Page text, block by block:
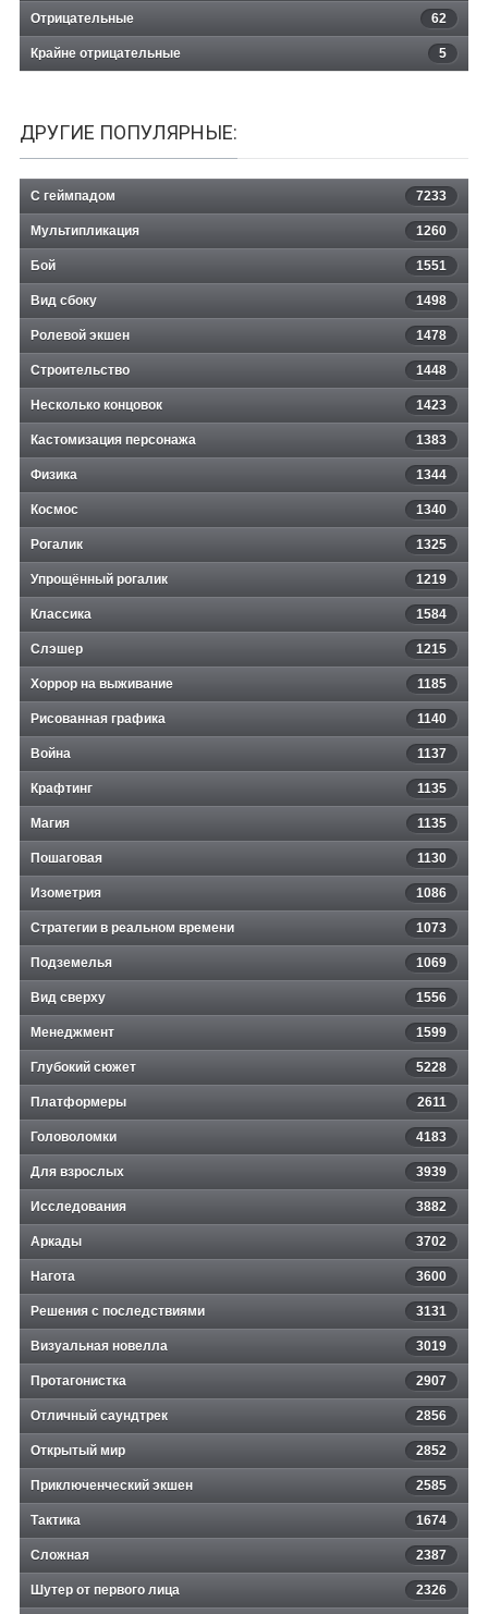
Отрицательные 62
Крайне отрицательные 5
ДРУГИЕ ПОПУЛЯРНЫЕ:
С геймпадом 7233
Мультипликация 1260
Бой 1551
Вид сбоку 1498
Ролевой экшен 1478
Строительство 1448
Несколько концовок 1423
Кастомизация персонажа 1383
Физика 1344
Космос 1340
Рогалик 1325
Упрощённый рогалик 1219
Классика 1584
Слэшер 1215
Хоррор на выживание 1185
Рисованная графика 1140
Война 1137
Крафтинг 1135
Магия 1135
Пошаговая 1130
Изометрия 1086
Стратегии в реальном времени 1073
Подземелья 1069
Вид сверху 1556
Менеджмент 1599
Глубокий сюжет 5228
Платформеры 2611
Головоломки 4183
Для взрослых 3939
Исследования 3882
Аркады 3702
Нагота 3600
Решения с последствиями 3131
Визуальная новелла 3019
Протагонистка 2907
Отличный саундтрек 2856
Открытый мир 2852
Приключенческий экшен 2585
Тактика 1674
Сложная 2387
Шутер от первого лица 2326